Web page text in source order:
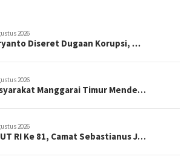
2026
Diseret Dugaan Korupsi, …
2026
Manggarai Timur Mende…
2026
RI Ke 81, Camat Sebastianus J…